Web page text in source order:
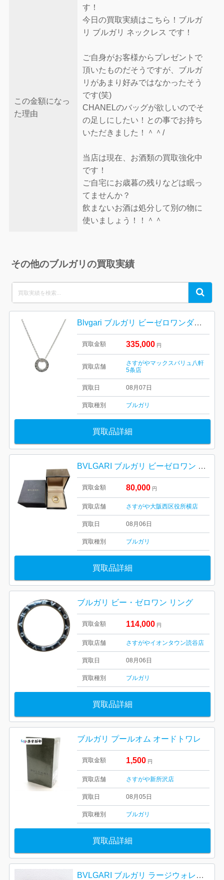
この金額になっ
た理由
す！
今日の買取実績はこちら！ブルガ
リ ブルガリ ネックレス です！
ご自身がお客様からプレゼントで
頂いたものだそうですが、ブルガ
リがあまり好みではなかったそう
です(笑)
CHANELのバッグが欲しいのでそ
の足しにしたい！との事でお持ち
いただきました！＾＾/
当店は現在、お酒類の買取強化中
です！
ご自宅にお歳暮の残りなどは眠っ
てませんか？
飲まないお酒は処分して別の物に
使いましょう！！＾＾
その他のブルガリの買取実績
for:
Search
Blvgari ブルガリ ビーゼロワンダイヤネックレス
買取金額 335,000 円
買取店舗
さすがやマックスバリュ八軒
5条店
買取日 08月07日
買取種別 ブルガリ
買取品詳細
BVLGARI ブルガリ ビーゼロワン リング ブランド アクセサリー
買取金額 80,000 円
買取店舗 さすがや大阪西区役所横店
買取日 08月06日
買取種別 ブルガリ
買取品詳細
ブルガリ ビー・ゼロワン リング
買取金額 114,000 円
買取店舗 さすがやイオンタウン読谷店
買取日 08月06日
買取種別 ブルガリ
買取品詳細
ブルガリ プールオム オードトワレ
買取金額 1,500 円
買取店舗 さすがや新所沢店
買取日 08月05日
買取種別 ブルガリ
買取品詳細
BVLGARI ブルガリ ラージウォレット 長財布